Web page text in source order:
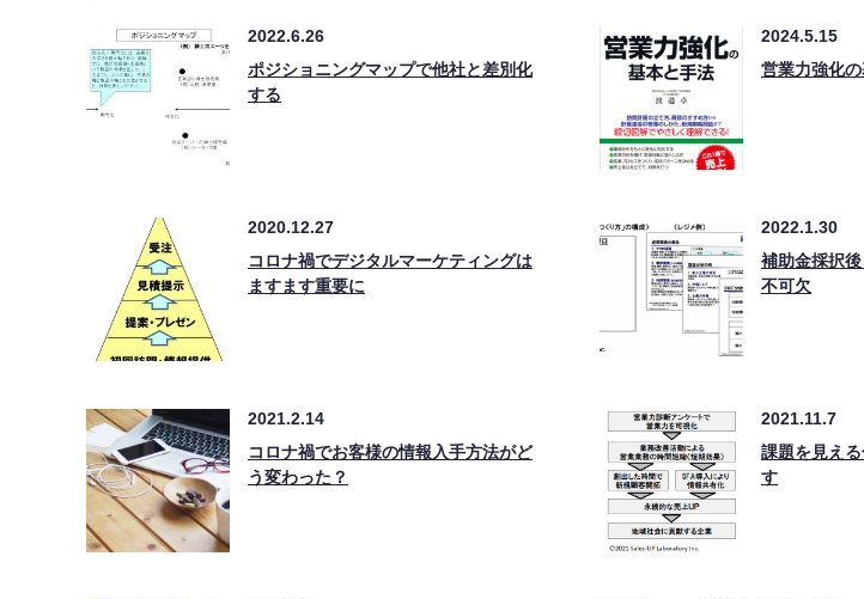
2022.6.26
ポジショニングマップで他社と差別化
する
2024.5.15
営業力強化
2020.12.27
コロナ禍でデジタルマーケティングは
ますます重要に
2022.1.30
補助金採択
不可欠
2021.2.14
コロナ禍でお客様の情報入手方法がど
う変わった？
2021.11.7
課題を見え
す